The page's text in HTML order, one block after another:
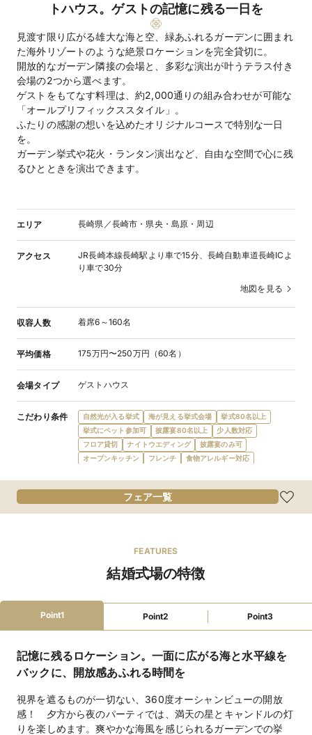
トハウス。ゲストの記憶に残る一日を
見渡す限り広がる雄大な海と空、緑あふれるガーデンに囲まれ
た海外リゾートのような絶景ロケーションを完全貸切に。
開放的なガーデン隣接の会場と、多彩な演出が叶うテラス付き
会場の2つから選べます。
ゲストをもてなす料理は、約2,000通りの組み合わせが可能な
「オールプリフィックススタイル」。
ふたりの感謝の想いを込めたオリジナルコースで特別な一日
を。
ガーデン挙式や花火・ランタン演出など、自由な空間で心に残
るひとときを演出できます。
エリア 長崎県／長崎市・県央・島原・周辺
アクセス
JR長崎本線長崎駅より車で15分、長崎自動車道長崎ICよ
り車で30分
地図を見る
収容人数 着席6～160名
平均価格 175万円〜250万円（60名）
会場タイプ ゲストハウス
こだわり条件 自然光が入る挙式 海が見える挙式会場
挙式80名以上
挙式にペット参加可
披露宴80名以上
少人数対応
フロア貸切
ナイトウエディング
披露宴のみ可
オープンキッチン
フレンチ
食物アレルギー対応
プロジェクターあり
新郎新婦控室あり
ゲスト控室あり
新郎新婦衣装充実
マタニティドレス充実
離乳食持込可
アレルギー対応
挙式スタイル 教会式、人前式、神前式すべて￥100,000円＋消費税
飲物料金 ￥4,000円＋消費税～（フリードリンク）
持込料金
タキシード：30,000円＋消費税 / ドレス：50,000円＋
消費税 / 引出物：1,000円＋消費税 / 引菓子：500円＋消
費税
フェア一覧
FEATURES
結婚式場の特徴
Point1 Point2 Point3
記憶に残るロケーション。一面に広がる海と水平線を
バックに、開放感あふれる時間を
視界を遮るものが一切ない、360度オーシャンビューの開放
感！ 夕方から夜のパーティでは、満天の星とキャンドルの灯
りを楽しめます。爽やかな海風を感じられるガーデンでの挙